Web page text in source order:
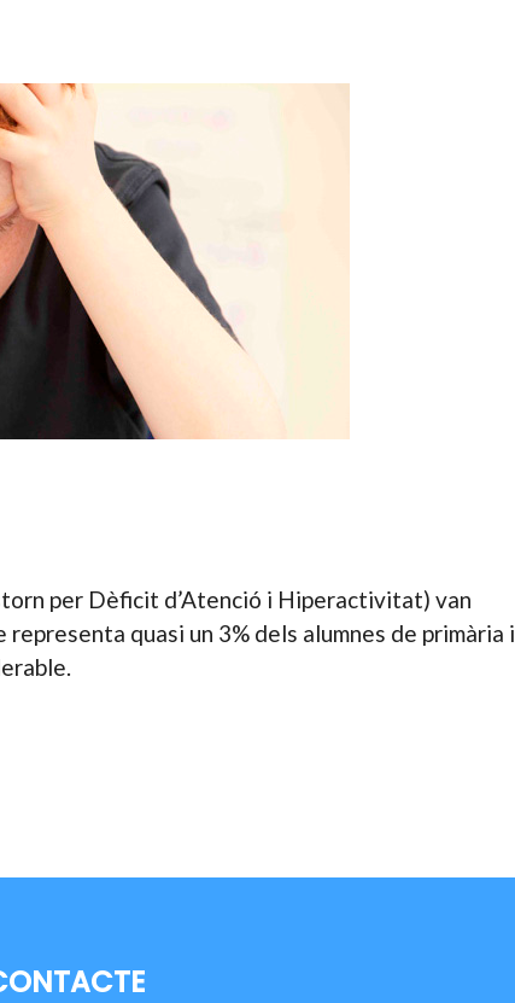
per Dèficit d’Atenció i Hiperactivitat) van
quasi un 3% dels alumnes de primària i